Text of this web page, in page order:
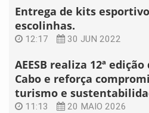
Entrega de kits
escolinhas.
12:17 30 JUN 2022
AEESB realiza 12ª
Cabo e reforça
turismo e
11:13 20 MAIO 2026